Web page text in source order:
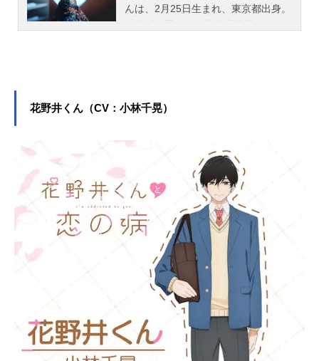
んは、2月25日生まれ、東京都出身。
花野井くん（CV：小林千晃）